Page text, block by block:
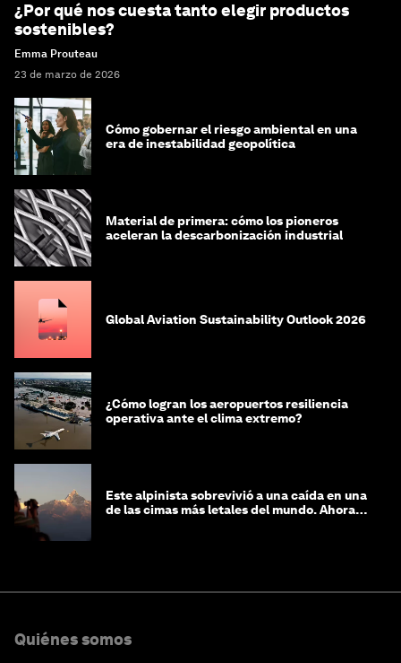
¿Por qué nos cuesta tanto elegir productos
sostenibles?
Emma Prouteau
23 de marzo de 2026
Cómo gobernar el riesgo ambiental en una
era de inestabilidad geopolítica
Material de primera: cómo los pioneros
aceleran la descarbonización industrial
Global Aviation Sustainability Outlook 2026
¿Cómo logran los aeropuertos resiliencia
operativa ante el clima extremo?
Este alpinista sobrevivió a una caída en una
de las cimas más letales del mundo. Ahora
Quiénes somos